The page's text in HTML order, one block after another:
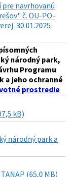
navrhovanú
č. OU-PO-
30.01.2025
národný park,
Programu
a jeho ochranné
prostredie
kB)
národný park a
(65,0 MB)